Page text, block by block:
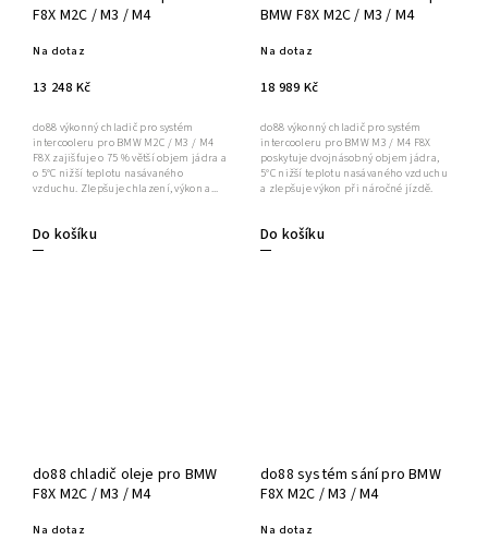
F8X M2C / M3 / M4
Na dotaz
13 248 Kč
Do košíku
do88 výkonný chladič pro systém
intercooleru pro BMW M2C / M3 / M4
F8X zajišťuje o 75 % větší objem jádra a
o 5°C nižší teplotu nasávaného
vzduchu. Zlepšuje chlazení, výkon a...
BMW F8X M2C / M3 / M4
Na dotaz
18 989 Kč
Do košíku
do88 výkonný chladič pro systém
intercooleru pro BMW M3 / M4 F8X
poskytuje dvojnásobný objem jádra,
5°C nižší teplotu nasávaného vzduchu
a zlepšuje výkon při náročné jízdě.
do88 chladič oleje pro BMW
F8X M2C / M3 / M4
Na dotaz
do88 systém sání pro BMW
F8X M2C / M3 / M4
Na dotaz